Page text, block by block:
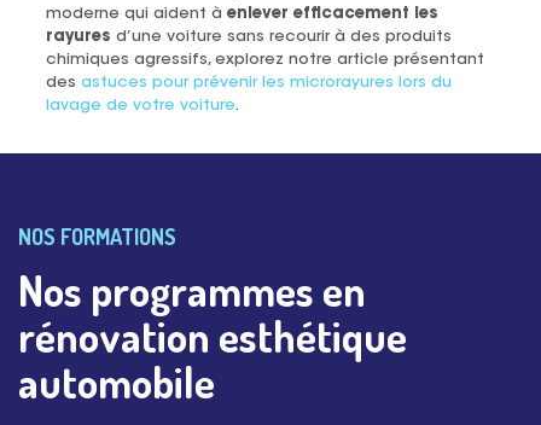
moderne qui aident à enlever efficacement les
rayures d’une voiture sans recourir à des produits
chimiques agressifs, explorez notre article présentant
des astuces pour prévenir les microrayures lors du
lavage de votre voiture.
NOS FORMATIONS
Nos programmes en
rénovation esthétique
automobile